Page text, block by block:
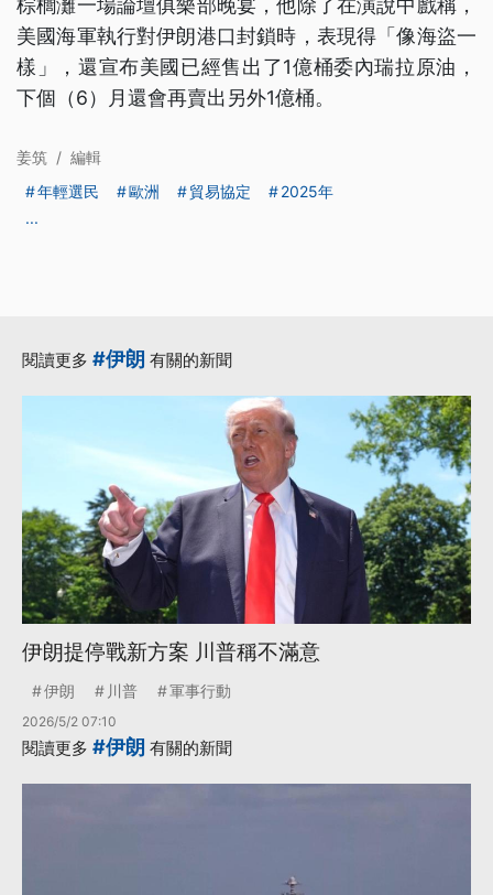
棕櫚灘一場論壇俱樂部晚宴，他除了在演說中戲稱，
美國海軍執行對伊朗港口封鎖時，表現得「像海盜一
樣」，還宣布美國已經售出了1億桶委內瑞拉原油，
下個（6）月還會再賣出另外1億桶。
姜筑 / 編輯
年輕選民
歐洲 貿易協定
2025年
...
閱讀更多 #伊朗 有關的新聞
伊朗提停戰新方案 川普稱不滿意
伊朗 川普 軍事行動
2026/5/2 07:10
閱讀更多 #伊朗 有關的新聞